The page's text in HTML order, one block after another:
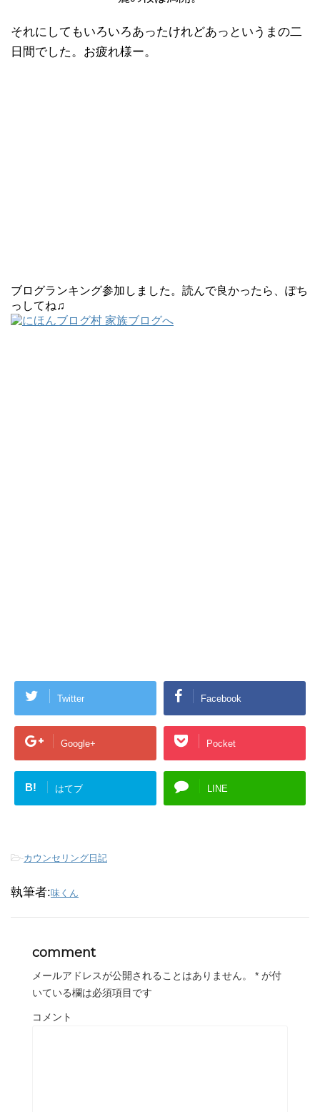
それにしてもいろいろあったけれどあっというまの二
日間でした。お疲れ様ー。
ブログランキング参加しました。読んで良かったら、ぽち
っしてね♫
Twitter Facebook
Google+ Pocket
B! はてブ LINE
-カウンセリング日記
執筆者:味くん
comment
メールアドレスが公開されることはありません。 * が付
いている欄は必須項目です
コメント